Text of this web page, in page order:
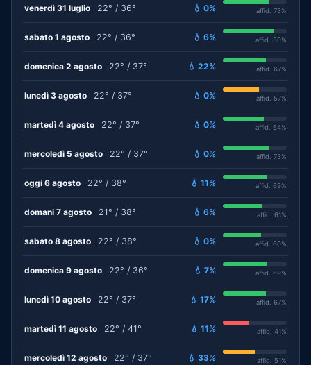
venerdì 31 luglio 22° / 36° 💧 0% affid. 73%
sabato 1 agosto 22° / 36° 💧 6% affid. 80%
domenica 2 agosto 22° / 37° 💧 22% affid. 67%
lunedì 3 agosto 22° / 37° 💧 0% affid. 57%
martedì 4 agosto 22° / 37° 💧 0% affid. 64%
mercoledì 5 agosto 22° / 37° 💧 0% affid. 73%
oggi 6 agosto 22° / 38° 💧 11% affid. 69%
domani 7 agosto 21° / 38° 💧 6% affid. 61%
sabato 8 agosto 22° / 38° 💧 0% affid. 60%
domenica 9 agosto 22° / 36° 💧 7% affid. 69%
lunedì 10 agosto 22° / 37° 💧 17% affid. 67%
martedì 11 agosto 22° / 41° 💧 11% affid. 41%
mercoledì 12 agosto 22° / 37° 💧 33% affid. 51%